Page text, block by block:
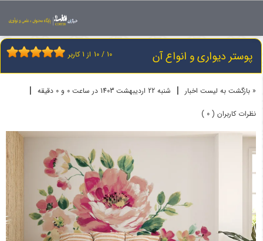
پوستر دیواری و انواع آن
پوستر دیواری و انواع آن 10 / 10 از 1کاربر
« بازگشت به لیست اخبار | شنبه 22 ارديبهشت 1403 در ساعت 0 و 0 دقیقه |
نظرات کاربران ( 0 )